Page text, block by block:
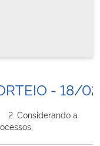
- 18/
a